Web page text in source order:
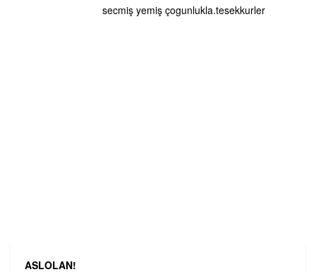
secmiş yemiş çogunlukla.tesekkurler
ASLOLAN!